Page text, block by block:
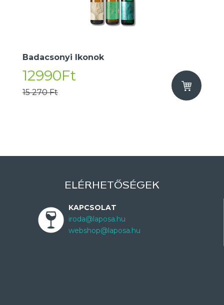
Badacsonyi Ikonok
12990Ft
15 270 Ft
ELÉRHETŐSÉGEK
KAPCSOLAT
iroda@laposa.hu
webshop@laposa.hu